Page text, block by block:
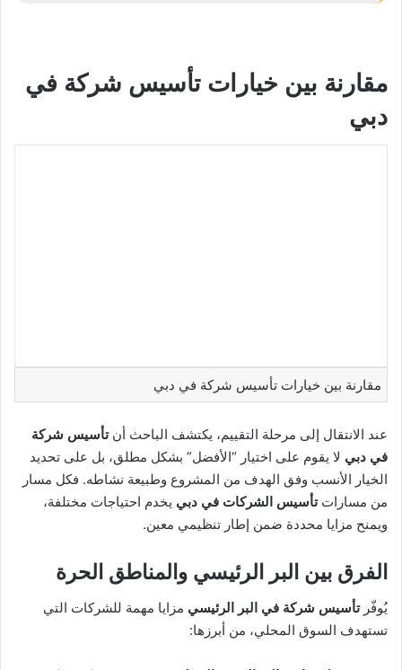
مقارنة بين خيارات تأسيس شركة في
دبي
مقارنة بين خيارات تأسيس شركة في دبي
عند الانتقال إلى مرحلة التقييم، يكتشف الباحث أنتأسيس شركة
في دبي لا يقوم على اختيار “الأفضل” بشكل مطلق، بل على تحديد
الخيار الأنسب وفق الهدف من المشروع وطبيعة نشاطه. فكل مسار
من مساراتتأسيس الشركات في دبي يخدم احتياجات مختلفة،
ويمنح مزايا محددة ضمن إطار تنظيمي معين.
الفرق بين البر الرئيسي والمناطق الحرة
يُوفّرتأسيس شركة في البر الرئيسي مزايا مهمة للشركات التي
تستهدف السوق المحلي، من أبرزها: